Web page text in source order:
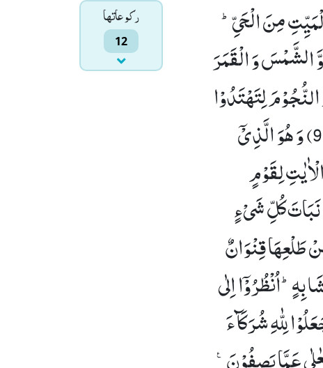
ركوعاتها
12
مِنَ الْحَیِّؕ-
وَ الْقَمَرَ
لِتَهْتَدُوْا
وَ هُوَ الَّذِیْۤ
لِقَوْمٍ
كُلِّ شَیْءٍ
قِنْوَانٌ
اُنْظُرُوْۤا اِلٰى
لِلّٰهِ شُرَكَآءَ
عَمَّا یَصِفُوْنَ۠